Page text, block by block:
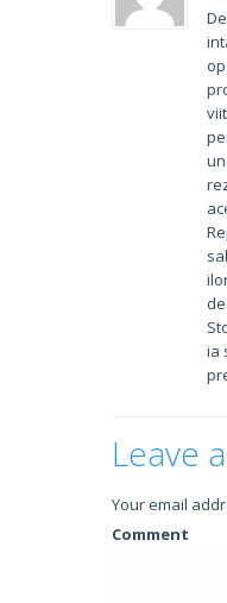
ia
Leave
Your email
Comment